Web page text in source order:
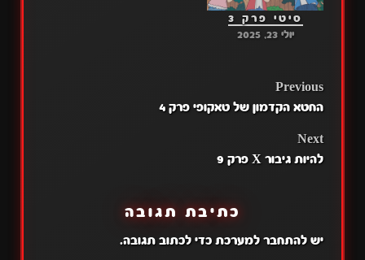
סיטי פרק 3
יולי 23, 2025
POST
Previous
החטא הקדמון של טאקופי פרק 4
Next
להיות גיבור X פרק 9
כתיבת תגובה
יש להתחבר למערכתכדי לכתוב תגובה.